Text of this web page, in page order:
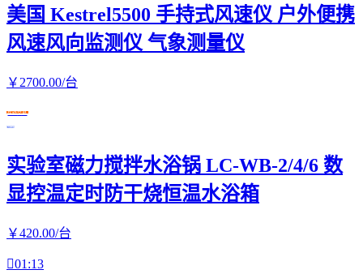
美国 Kestrel5500 手持式风速仪 户外便携
风速风向监测仪 气象测量仪
￥ 2700.00/台
在线交易
实验室磁力搅拌水浴锅 LC-WB-2/4/6 数
显控温定时防干烧恒温水浴箱
￥420.00/台
01:13